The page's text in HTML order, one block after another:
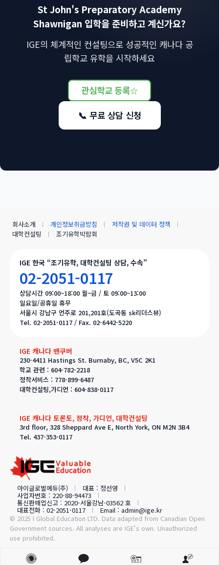
St John's Preparatory Academy
Shawnigan 입학을 준비하고 계신가요?
IGE의 체계적인 컨설팅으로 성공적인 캐나다 공
립학교 유학을 시작하세요
관심학교 등록☆
📞 무료 상담 신청
IGE 한국 “조기유학, 대학컨설팅 상담, 수속”
02-2051-0117
상담시간 09:00~18:00 월~금 / 토 09:00~13:00
일요일/공휴일 휴무
서울시 강남구 언주로 201,201호(도곡동 sk리더스뷰)
Tel. 02-2051-0117 / Fax. 02-6442-5220
IGE 캐나다 밴쿠버
230-4411 Hastings St. Burnaby, BC, V5C 2K1
학교 관련 : 604-782-2218
정착서비스 : 778-899-6487
대학컨설팅,가디언 : 604-838-0117
IGE 캐나다 토론토, 정착, 가디언, 대학컨설팅
3rd floor, 328 Sheppard Ave E, North York, ON M2N 3B4
Tel. 437-353-0117
아이글로벌에듀(주) 대표 : 정선영
사업자번호 : 220-88-94473
통신판매업신고 : 2020-서울강남-03562 호
대표전화 : 02-2051-0117 Email : admin@ige.kr
회사소개 개인정보취급방침
저작권 및 데이터 정책
대학컨설팅
조기유학박람회
© 2025 I Global Education LTD. Data adapted from Canadian Open
Government sources. All analyses are IGE's own. Unauthorized
use prohibited.